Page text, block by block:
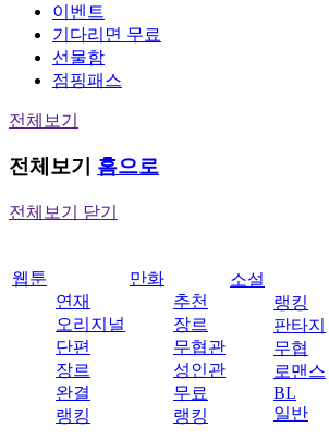
이벤트
기다리면 무료
선물함
점핑패스
전체보기
전체보기 홈으로
전체보기 닫기
웹툰
연재
오리지널
단편
장르
완결
랭킹
만화
추천
장르
무협관
성인관
무료
랭킹
소설
랭킹
판타지
무협
로맨스
BL
일반